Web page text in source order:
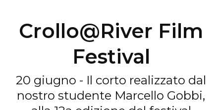
Crollo@River Film
Festival
20 giugno - Il corto realizzato dal
nostro studente Marcello Gobbi,